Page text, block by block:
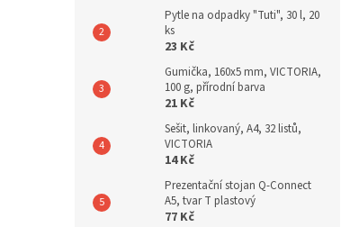
Pytle na odpadky "Tuti", 30 l, 20
ks
23 Kč
Gumička, 160x5 mm, VICTORIA,
100 g, přírodní barva
21 Kč
Sešit, linkovaný, A4, 32 listů,
VICTORIA
14 Kč
Prezentační stojan Q-Connect
A5, tvar T plastový
77 Kč